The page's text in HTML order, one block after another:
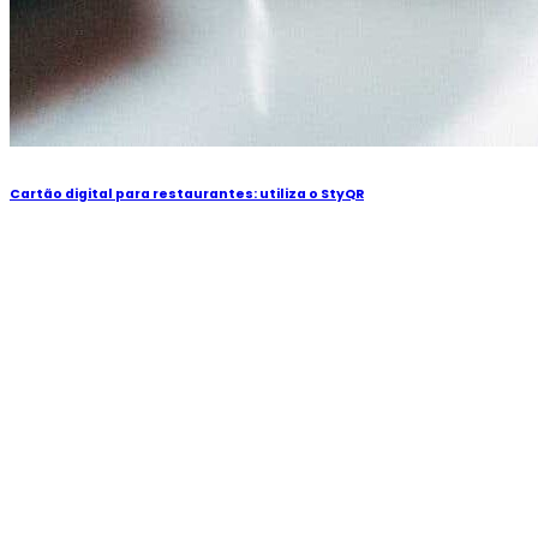
Cartão digital para restaurantes: utiliza o StyQR